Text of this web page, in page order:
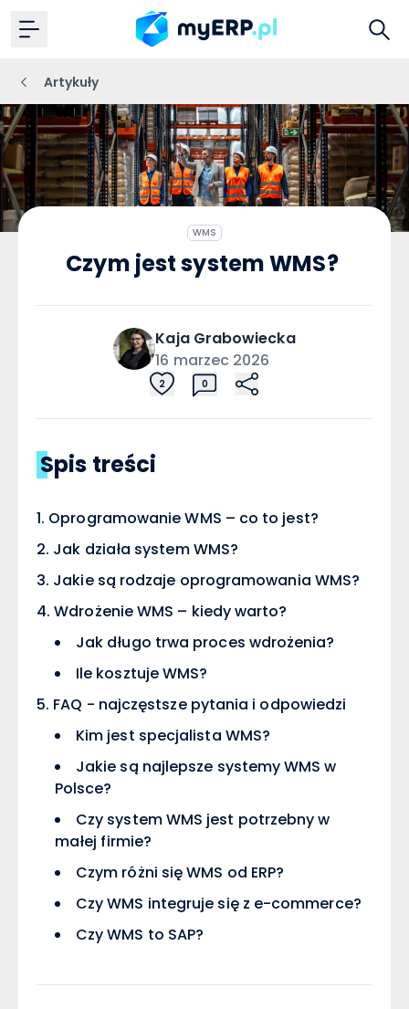
Artykuły
WMS
Czym jest system WMS?
Kaja Grabowiecka
16 marzec 2026
2 0
Spis treści
Oprogramowanie WMS – co to jest?
Jak działa system WMS?
Jakie są rodzaje oprogramowania WMS?
Wdrożenie WMS – kiedy warto?
Jak długo trwa proces wdrożenia?
Ile kosztuje WMS?
FAQ - najczęstsze pytania i odpowiedzi
Kim jest specjalista WMS?
Jakie są najlepsze systemy WMS w
Polsce?
Czy system WMS jest potrzebny w
małej firmie?
Czym różni się WMS od ERP?
Czy WMS integruje się z e-commerce?
Czy WMS to SAP?